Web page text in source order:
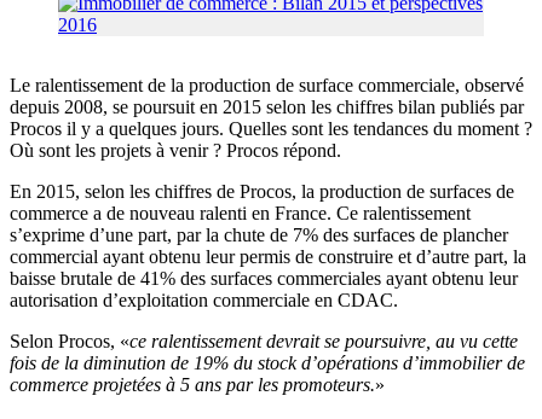
Le ralentissement de la production de surface commerciale, observé
depuis 2008, se poursuit en 2015 selon les chiffres bilan publiés par
Procos il y a quelques jours. Quelles sont les tendances du moment ?
Où sont les projets à venir ? Procos répond.
En 2015, selon les chiffres de Procos, la production de surfaces de
commerce a de nouveau ralenti en France. Ce ralentissement
s’exprime d’une part, par la chute de 7% des surfaces de plancher
commercial ayant obtenu leur permis de construire et d’autre part, la
baisse brutale de 41% des surfaces commerciales ayant obtenu leur
autorisation d’exploitation commerciale en CDAC.
Selon Procos, «ce ralentissement devrait se poursuivre, au vu cette
fois de la diminution de 19% du stock d’opérations d’immobilier de
commerce projetées à 5 ans par les promoteurs.»